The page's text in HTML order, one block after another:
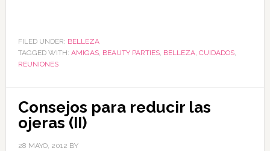
FILED UNDER: BELLEZA
TAGGED WITH: AMIGAS, BEAUTY PARTIES, BELLEZA, CUIDADOS,
REUNIONES
Consejos para reducir las
ojeras (II)
28 MAYO, 2012 BY